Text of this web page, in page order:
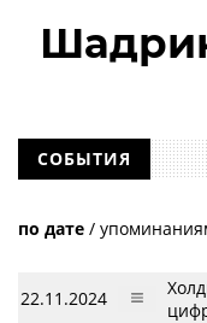
СОБЫТИЯ
по дате /
22.11.2024